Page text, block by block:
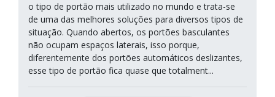
o tipo de portão mais utilizado no mundo e trata-se
de uma das melhores soluções para diversos tipos de
situação. Quando abertos, os portões basculantes
não ocupam espaços laterais, isso porque,
diferentemente dos portões automáticos deslizantes,
esse tipo de portão fica quase que totalment...